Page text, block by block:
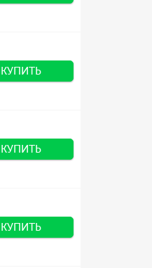
КУПИТЬ
КУПИТЬ
КУПИТЬ